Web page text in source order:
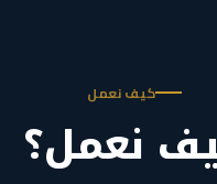
كيف نعمل
نعمل؟